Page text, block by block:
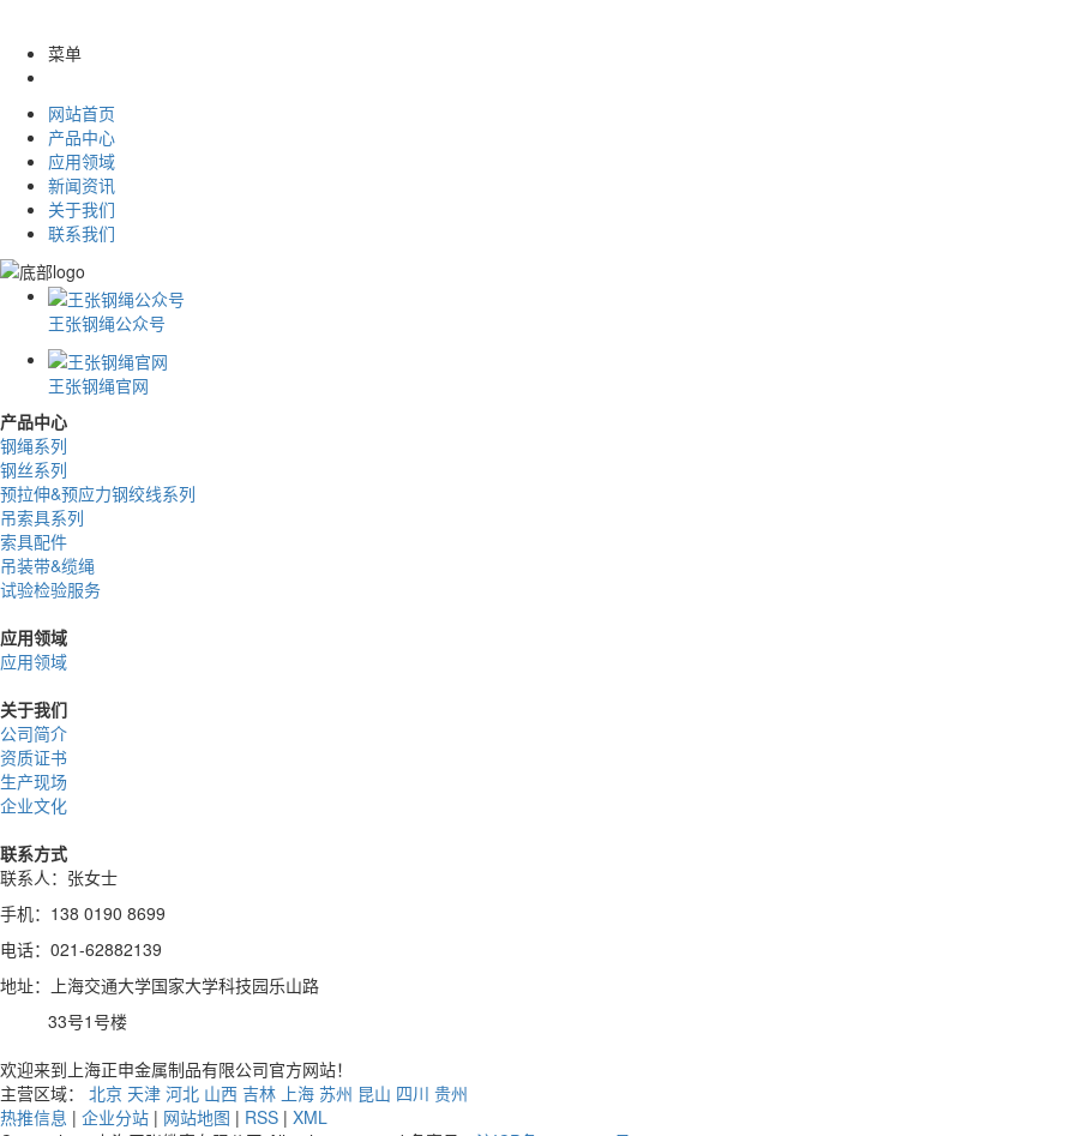
菜单
网站首页
产品中心
应用领域
新闻资讯
关于我们
联系我们
王张钢绳公众号
王张钢绳官网
产品中心
钢绳系列
钢丝系列
预拉伸&预应力钢绞线系列
吊索具系列
索具配件
吊装带&缆绳
试验检验服务
应用领域
应用领域
关于我们
公司简介
资质证书
生产现场
企业文化
联系方式
联系人：张女士
手机：138 0190 8699
电话：021-62882139
地址：上海交通大学国家大学科技园乐山路
33号1号楼
欢迎来到上海正申金属制品有限公司官方网站！
主营区域： 北京 天津 河北 山西 吉林 上海 苏州 昆山 四川 贵州
热推信息 | 企业分站 | 网站地图 | RSS | XML